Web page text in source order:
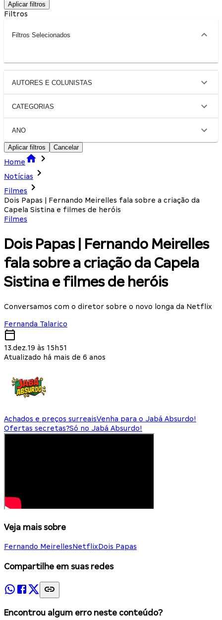
Aplicar filtros
Filtros
Filtros Selecionados
AUTORES E COLUNISTAS
CATEGORIAS
ANO
Aplicar filtros Cancelar
Home
Notícias
Filmes
Dois Papas | Fernando Meirelles fala sobre a criação da
Capela Sistina e filmes de heróis
Filmes
Dois Papas | Fernando Meirelles
fala sobre a criação da Capela
Sistina e filmes de heróis
Conversamos com o diretor sobre o novo longa da Netflix
Fernanda Talarico
13.dez.19 às 15h51
Atualizado há mais de 6 anos
Achados e preços surreaisVenha para o Jabá Absurdo!
Ofertas secretas?Só no Jabá Absurdo!
Veja mais sobre
Fernando MeirellesNetflixDois Papas
Compartilhe em suas redes
Encontrou algum erro neste conteúdo?